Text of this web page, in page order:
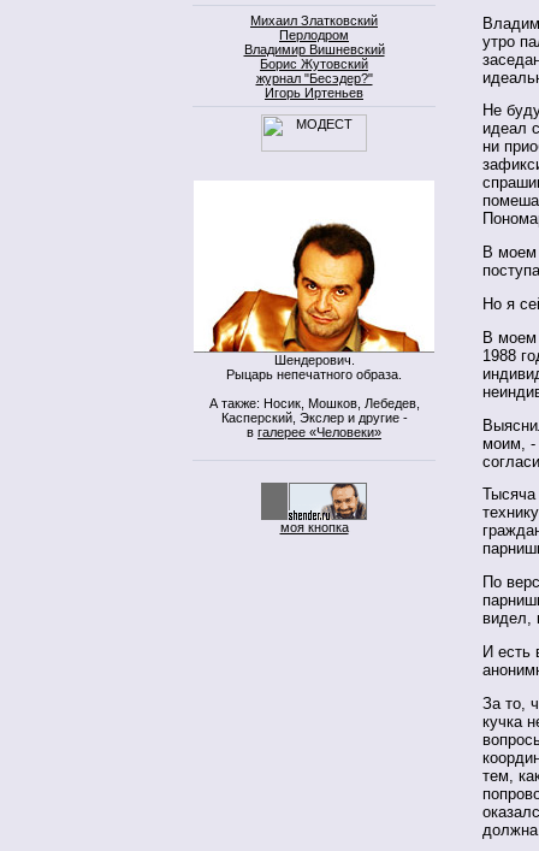
Михаил Златковский
Перлодром
Владимир Вишневский
Борис Жутовский
журнал "Бесэдер?"
Игорь Иртеньев
Шендерович.
Рыцарь непечатного образа.
А также: Носик, Мошков, Лебедев,
Касперский, Экслер и другие -
в галерее «Человеки»
моя кнопка
утро
Не
идеал
ни
В моем
Но я
В моем
1988
моим, -
Тысяча
По
видел,
И есть
За то,
кучка
тем,